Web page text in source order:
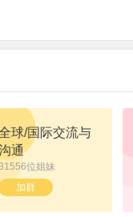
球/国际交流与
通
位姐妹
加群